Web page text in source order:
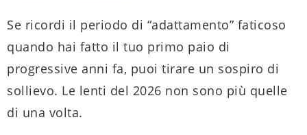
Se ricordi il periodo di “adattamento” faticoso
quando hai fatto il tuo primo paio di
progressive anni fa, puoi tirare un sospiro di
sollievo. Le lenti del 2026 non sono più quelle
di una volta.